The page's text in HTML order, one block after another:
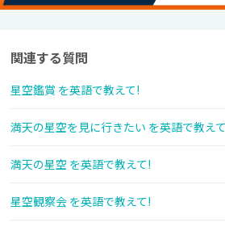
関連する質問
星空鑑賞 を英語で教えて!
満天の星空を見に行きたい を英語で教え
満天の星空 を英語で教えて!
星空観察会 を英語で教えて!